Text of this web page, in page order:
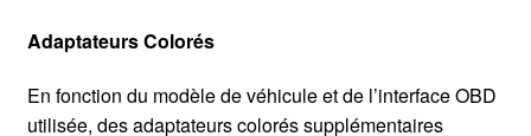
Adaptateurs Colorés
En fonction du modèle de véhicule et de l’interface OBD
utilisée, des adaptateurs colorés supplémentaires